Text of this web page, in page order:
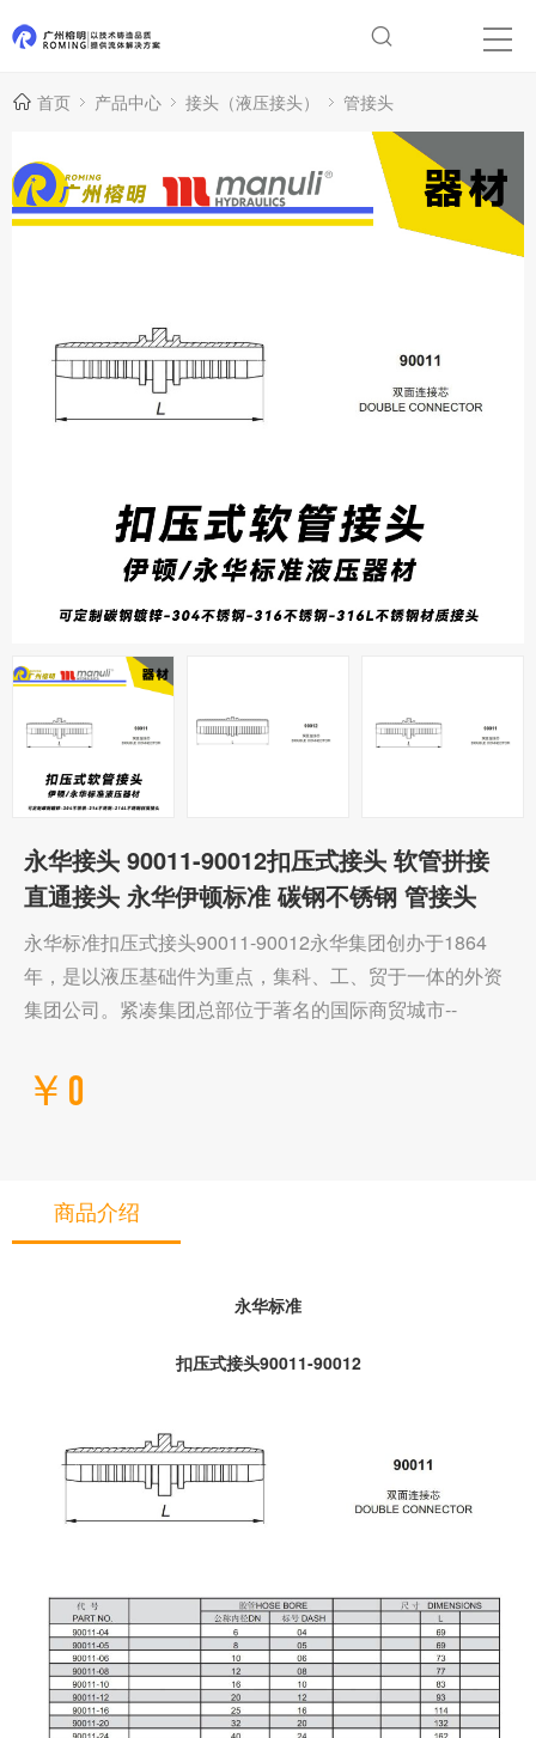
首页 产品中心 接头（液压接头） 管接头
永华接头 90011-90012扣压式接头 软管拼接
直通接头 永华伊顿标准 碳钢不锈钢 管接头
永华标准扣压式接头90011-90012永华集团创办于1864
年，是以液压基础件为重点，集科、工、贸于一体的外资
集团公司。紧凑集团总部位于著名的国际商贸城市--
￥0
商品介绍
永华标准
扣压式接头90011-90012